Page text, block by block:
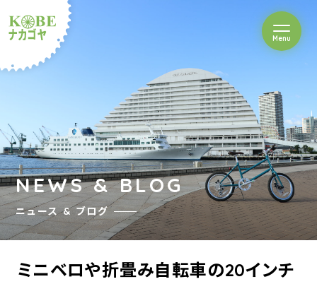
ルショップナカゴヤ
Menuを開閉
NEWS & BLOG
ニュース & ブログ
ミニベロや折畳み自転車の20インチ